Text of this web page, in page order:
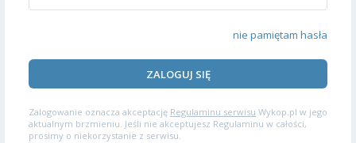
nie pamiętam hasła
ZALOGUJ SIĘ
Zalogowanie oznacza akceptację Regulaminu serwisu Wykop.pl w jego
aktualnym brzmieniu. Jeśli nie akceptujesz Regulaminu w całości,
prosimy o niekorzystanie z serwisu.